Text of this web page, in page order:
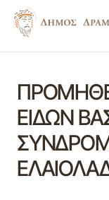
ΕΙΔΩΝ